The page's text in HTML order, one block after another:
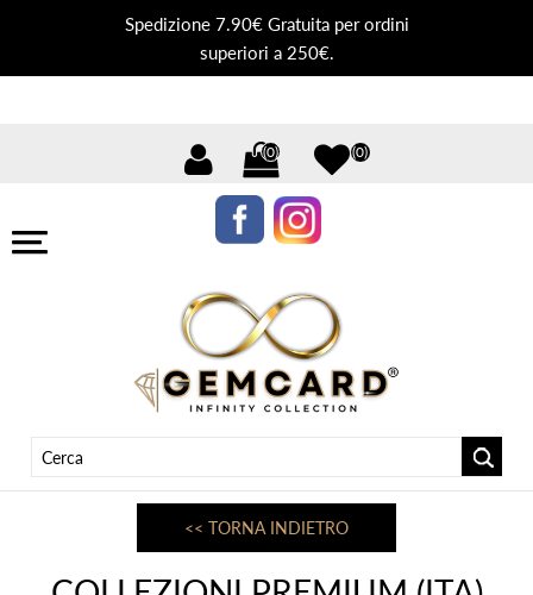
Spedizione 7.90€ Gratuita per ordini
superiori a 250€.
(0) (0)
<< TORNA INDIETRO